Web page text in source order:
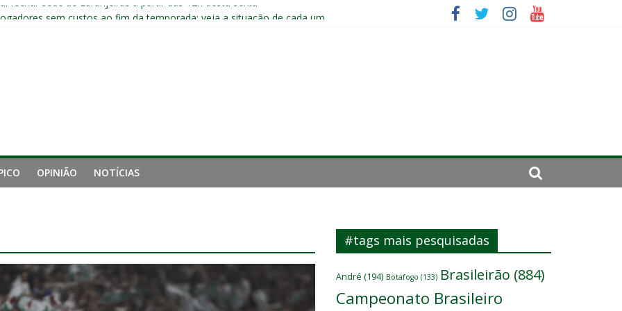
fechar sede de Laranjeiras a partir das 12h desta sexta
derrotou o Fluminense de Zubeldía
jejum do Fluminense para seis jogos, a pior sequência desde a crise de 2024
OPINIÃO NOTÍCIAS
#tags mais pesquisadas
André (194) Botafogo (133) Brasileirão (884)
Campeonato Brasileiro